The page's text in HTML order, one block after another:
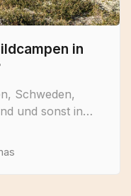
in
Schweden,
und sonst in